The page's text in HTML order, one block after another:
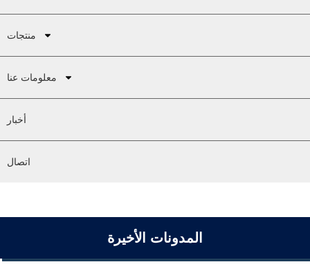
منتجات
معلومات عنا
أخبار
اتصال
المدونات الأخيرة